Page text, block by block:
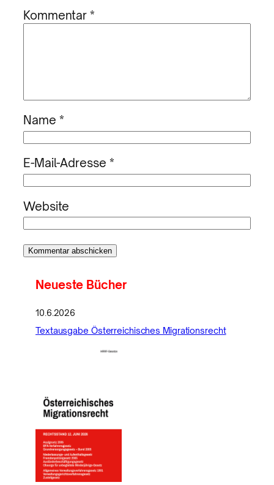
Kommentar*
Name *
E-Mail-Adresse *
Website
Neueste Bücher
10.6.2026
Textausgabe Österreichisches Migrationsrecht